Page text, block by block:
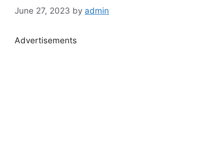
June 27, 2023 by admin
Advertisements